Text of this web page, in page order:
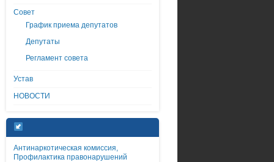
Совет
График приема депутатов
Депутаты
Регламент совета
Устав
НОВОСТИ
Антинаркотическая комиссия,
Профилактика правонарушений